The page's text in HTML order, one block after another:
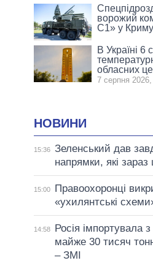
ворожий
С1» у Криму
В Україні 6
обласних
7 серпня
НОВИНИ
15:36 Зеленський дав
напрямки, які
15:00
Правоохоронці
«ухилянтські
14:58
Росія імпортувала
майже 30 тисяч
– ЗМІ